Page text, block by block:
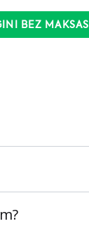
BEZ MAKSAS